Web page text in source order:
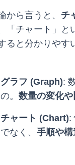
から言うと、 チ
「チャート」と
ると分かりやす
グラフ (Graph):
の。 数量の変化や
チャート (Chart):
でなく、 手順や構